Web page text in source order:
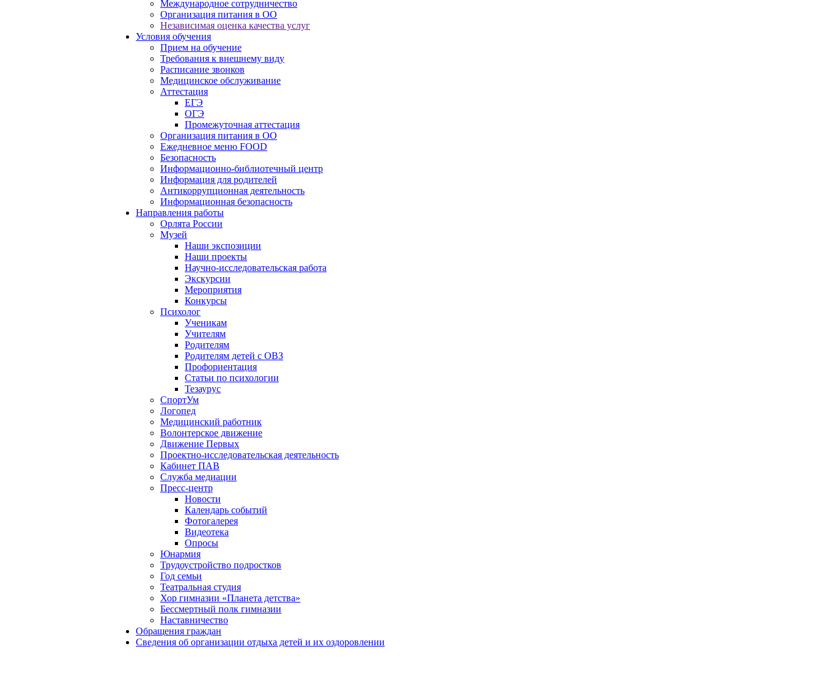
Международное сотрудничество
Организация питания в ОО
Независимая оценка качества услуг
Условия обучения
Прием на обучение
Требования к внешнему виду
Расписание звонков
Медицинское обслуживание
Аттестация
ЕГЭ
ОГЭ
Промежуточная аттестация
Организация питания в ОО
Ежедневное меню FOOD
Безопасность
Информационно-библиотечный центр
Информация для родителей
Антикоррупционная деятельность
Информационная безопасность
Направления работы
Орлята России
Музей
Наши экспозиции
Наши проекты
Научно-исследовательская работа
Экскурсии
Мероприятия
Конкурсы
Психолог
Ученикам
Учителям
Родителям
Родителям детей с ОВЗ
Профориентация
Статьи по психологии
Тезаурус
СпортУм
Логопед
Медицинский работник
Волонтерское движение
Движение Первых
Проектно-исследовательская деятельность
Кабинет ПАВ
Служба медиации
Пресс-центр
Новости
Календарь событий
Фотогалерея
Видеотека
Опросы
Юнармия
Трудоустройство подростков
Год семьи
Театральная студия
Хор гимназии «Планета детства»
Бессмертный полк гимназии
Наставничество
Обращения граждан
Сведения об организации отдыха детей и их оздоровлении